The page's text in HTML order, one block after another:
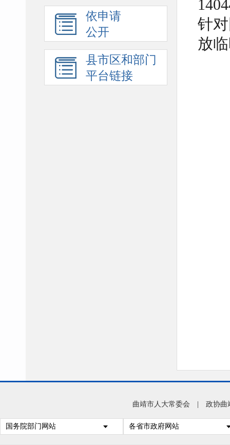
依申请
公开
县市区和部门
平台链接
针
放
曲靖市人大常委会 政协曲
国务院部门网站 各省市政府网站